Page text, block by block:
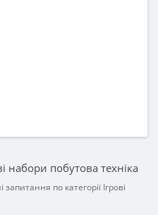
набори побутова техніка
по категорії Ігрові